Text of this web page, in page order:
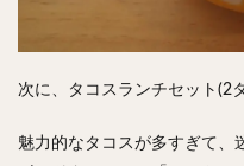
次に、タコスランチセット(2
魅力的なタコスが多すぎて、